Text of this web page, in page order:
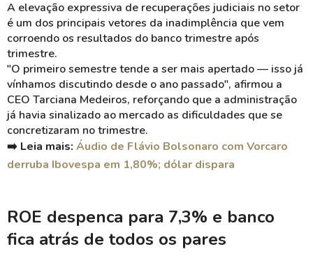
A elevação expressiva de recuperações judiciais no setor
é um dos principais vetores da inadimplência que vem
corroendo os resultados do banco trimestre após
trimestre.
"O primeiro semestre tende a ser mais apertado — isso já
vínhamos discutindo desde o ano passado", afirmou a
CEO Tarciana Medeiros, reforçando que a administração
já havia sinalizado ao mercado as dificuldades que se
concretizaram no trimestre.
➡️ Leia mais: Áudio de Flávio Bolsonaro com Vorcaro
derruba Ibovespa em 1,80%; dólar dispara
ROE despenca para 7,3% e banco
fica atrás de todos os pares